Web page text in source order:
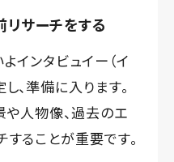
サーチをする
インタビュイー（イ
、準備に入ります。
や人物像、過去のエ
ることが重要です。